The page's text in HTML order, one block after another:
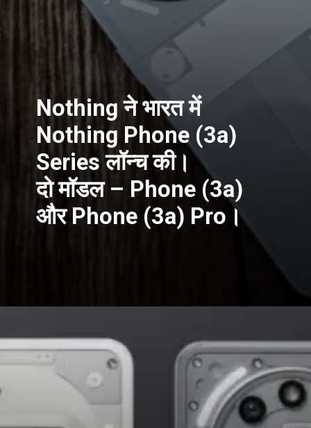
Nothing ने भारत में
Nothing Phone (3a)
Series लॉन्च की।
दो मॉडल – Phone (3a)
और Phone (3a) Pro।